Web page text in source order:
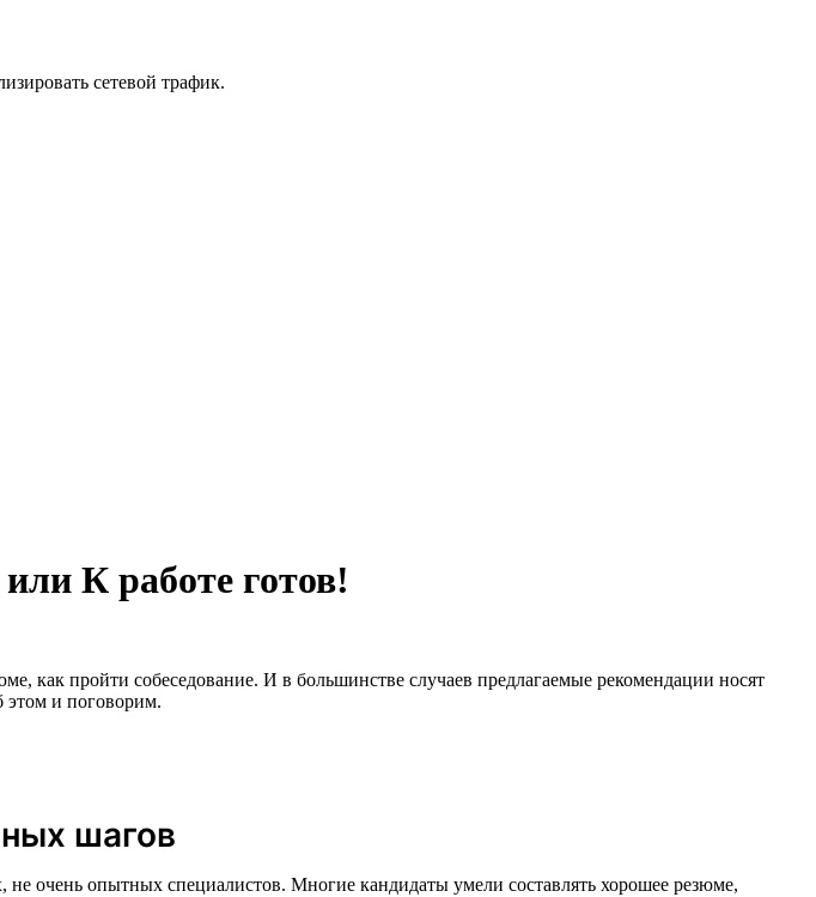
сетевой трафик.
К работе готов!
как пройти собеседование. И в большинстве случаев предлагаемые рекомендации носят
этом и поговорим.
шагов
очень опытных специалистов. Многие кандидаты умели составлять хорошее резюме,